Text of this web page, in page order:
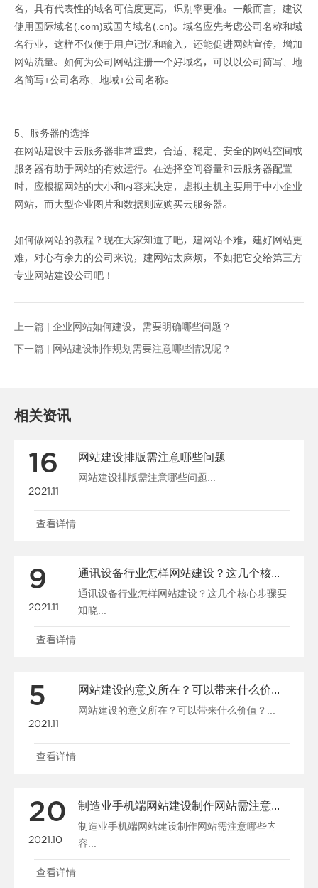
名，具有代表性的域名可信度更高，识别率更准。一般而言，建议
使用国际域名(.com)或国内域名(.cn)。域名应先考虑公司名称和域
名行业，这样不仅便于用户记忆和输入，还能促进网站宣传，增加
网站流量。如何为公司网站注册一个好域名，可以以公司简写、地
名简写+公司名称、地域+公司名称。
5、服务器的选择
在网站建设中云服务器非常重要，合适、稳定、安全的网站空间或
服务器有助于网站的有效运行。在选择空间容量和云服务器配置
时，应根据网站的大小和内容来决定，虚拟主机主要用于中小企业
网站，而大型企业图片和数据则应购买云服务器。
如何做网站的教程？现在大家知道了吧，建网站不难，建好网站更
难，对心有余力的公司来说，建网站太麻烦，不如把它交给第三方
专业网站建设公司吧！
上一篇 | 企业网站如何建设，需要明确哪些问题？
下一篇 | 网站建设制作规划需要注意哪些情况呢？
相关资讯
16
2021.11
网站建设排版需注意哪些问题
网站建设排版需注意哪些问题...
查看详情
9
2021.11
通讯设备行业怎样网站建设？这几个核心步骤要知晓
通讯设备行业怎样网站建设？这几个核心步骤要
知晓...
查看详情
5
2021.11
网站建设的意义所在？可以带来什么价值？...
查看详情
20
2021.10
制造业手机端网站建设制作网站需注意哪些内
容...
查看详情